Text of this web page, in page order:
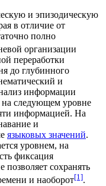
и эпизодическую
в отличие от
полно
организации
переработки
до глубинного
и
информации
на следующем уровне
информацией. На
и
языковых значений.
уровнем, на
фиксация
сохранять
и наоборот[1].